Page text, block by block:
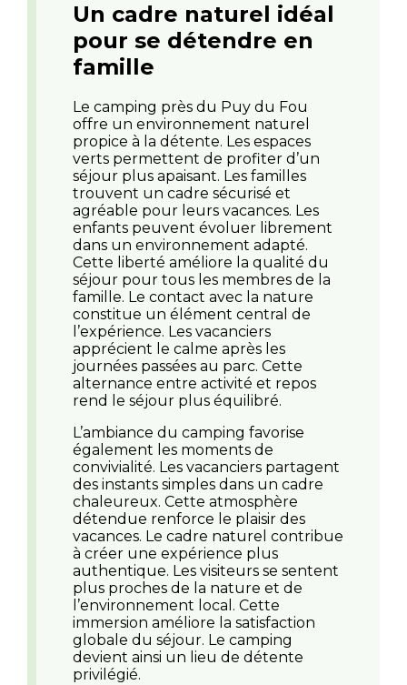
Un cadre naturel idéal
pour se détendre en
famille
Le camping près du Puy du Fou
offre un environnement naturel
propice à la détente. Les espaces
verts permettent de profiter d’un
séjour plus apaisant. Les familles
trouvent un cadre sécurisé et
agréable pour leurs vacances. Les
enfants peuvent évoluer librement
dans un environnement adapté.
Cette liberté améliore la qualité du
séjour pour tous les membres de la
famille. Le contact avec la nature
constitue un élément central de
l’expérience. Les vacanciers
apprécient le calme après les
journées passées au parc. Cette
alternance entre activité et repos
rend le séjour plus équilibré.
L’ambiance du camping favorise
également les moments de
convivialité. Les vacanciers partagent
des instants simples dans un cadre
chaleureux. Cette atmosphère
détendue renforce le plaisir des
vacances. Le cadre naturel contribue
à créer une expérience plus
authentique. Les visiteurs se sentent
plus proches de la nature et de
l’environnement local. Cette
immersion améliore la satisfaction
globale du séjour. Le camping
devient ainsi un lieu de détente
privilégié.